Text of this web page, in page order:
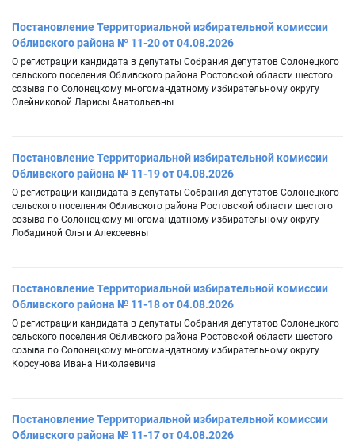
Постановление Территориальной избирательной комиссии
Обливского района № 11-20 от 04.08.2026
О регистрации кандидата в депутаты Собрания депутатов Солонецкого
сельского поселения Обливского района Ростовской области шестого
созыва по Солонецкому многомандатному избирательному округу
Олейниковой Ларисы Анатольевны
Постановление Территориальной избирательной комиссии
Обливского района № 11-19 от 04.08.2026
О регистрации кандидата в депутаты Собрания депутатов Солонецкого
сельского поселения Обливского района Ростовской области шестого
созыва по Солонецкому многомандатному избирательному округу
Лобадиной Ольги Алексеевны
Постановление Территориальной избирательной комиссии
Обливского района № 11-18 от 04.08.2026
О регистрации кандидата в депутаты Собрания депутатов Солонецкого
сельского поселения Обливского района Ростовской области шестого
созыва по Солонецкому многомандатному избирательному округу
Корсунова Ивана Николаевича
Постановление Территориальной избирательной комиссии
Обливского района № 11-17 от 04.08.2026